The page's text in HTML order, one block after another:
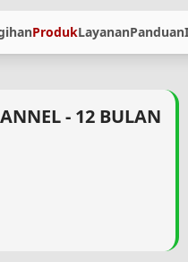
ProdukLayananPanduan
- 12 BULAN